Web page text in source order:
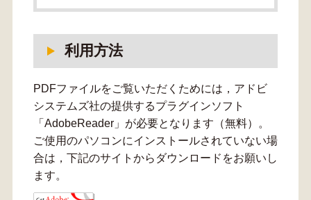
利用方法
PDFファイルをご覧いただくためには，アドビ
システムズ社の提供するプラグインソフト
「AdobeReader」が必要となります（無料）。
ご使用のパソコンにインストールされていない場
合は，下記のサイトからダウンロードをお願いし
ます。